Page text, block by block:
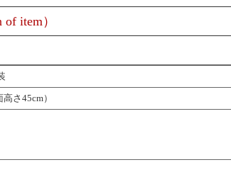
item）
さ45cm）